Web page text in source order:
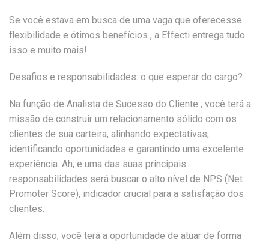
Se você estava em busca de uma vaga que oferecesse
flexibilidade e ótimos benefícios , a Effecti entrega tudo
isso e muito mais!
Desafios e responsabilidades: o que esperar do cargo?
Na função de Analista de Sucesso do Cliente , você terá a
missão de construir um relacionamento sólido com os
clientes de sua carteira, alinhando expectativas,
identificando oportunidades e garantindo uma excelente
experiência. Ah, e uma das suas principais
responsabilidades será buscar o alto nível de NPS (Net
Promoter Score), indicador crucial para a satisfação dos
clientes.
Além disso, você terá a oportunidade de atuar de forma